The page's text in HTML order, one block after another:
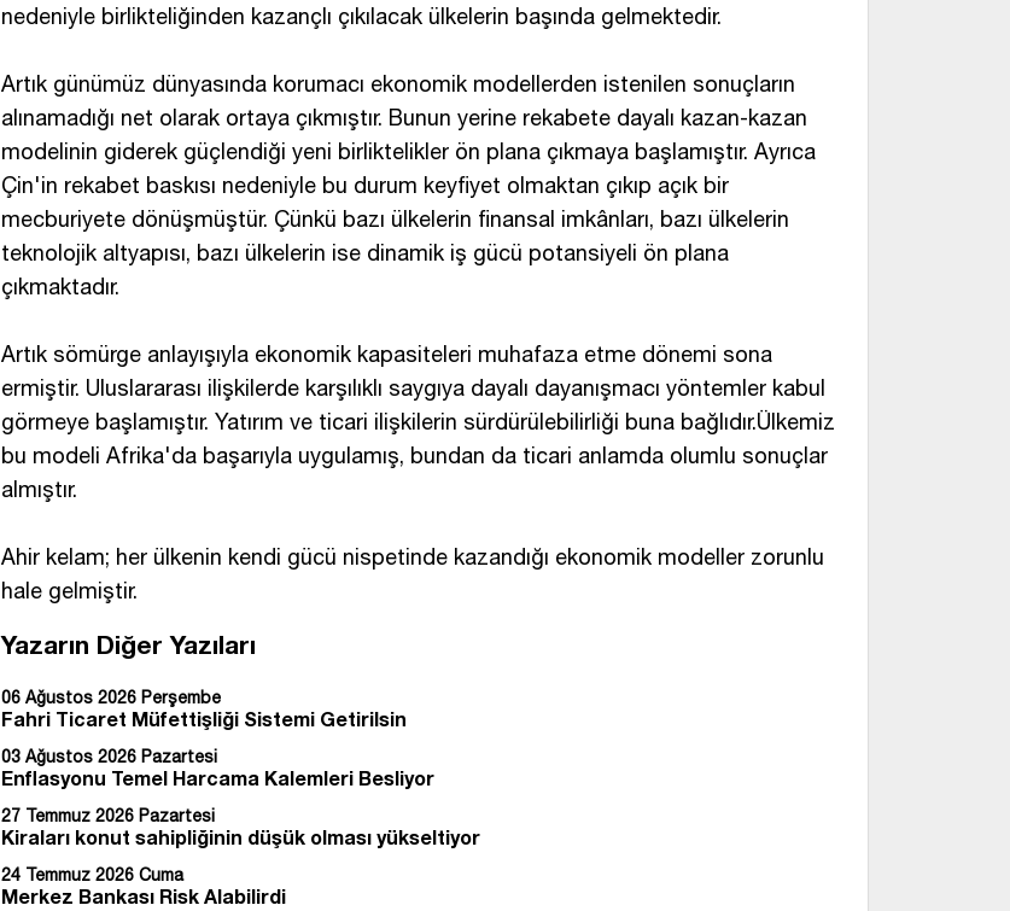
nedeniyle birlikteliğinden kazançlı çıkılacak ülkelerin başında gelmektedir.
Artık günümüz dünyasında korumacı ekonomik modellerden istenilen sonuçların
alınamadığı net olarak ortaya çıkmıştır. Bunun yerine rekabete dayalı kazan-kazan
modelinin giderek güçlendiği yeni birliktelikler ön plana çıkmaya başlamıştır. Ayrıca
Çin'in rekabet baskısı nedeniyle bu durum keyfiyet olmaktan çıkıp açık bir
mecburiyete dönüşmüştür. Çünkü bazı ülkelerin finansal imkânları, bazı ülkelerin
teknolojik altyapısı, bazı ülkelerin ise dinamik iş gücü potansiyeli ön plana
çıkmaktadır.
Artık sömürge anlayışıyla ekonomik kapasiteleri muhafaza etme dönemi sona
ermiştir. Uluslararası ilişkilerde karşılıklı saygıya dayalı dayanışmacı yöntemler kabul
görmeye başlamıştır. Yatırım ve ticari ilişkilerin sürdürülebilirliği buna bağlıdır.Ülkemiz
bu modeli Afrika'da başarıyla uygulamış, bundan da ticari anlamda olumlu sonuçlar
almıştır.
Ahir kelam; her ülkenin kendi gücü nispetinde kazandığı ekonomik modeller zorunlu
hale gelmiştir.
Yazarın Diğer Yazıları
06 Ağustos 2026 Perşembe
Fahri Ticaret Müfettişliği Sistemi Getirilsin
03 Ağustos 2026 Pazartesi
Enflasyonu Temel Harcama Kalemleri Besliyor
27 Temmuz 2026 Pazartesi
Kiraları konut sahipliğinin düşük olması yükseltiyor
24 Temmuz 2026 Cuma
Merkez Bankası Risk Alabilirdi